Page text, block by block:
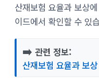
산재보험 요율과 보상
이드에서 확인할 수 있
➡️ 관련 정보:
산재보험 요율과 보